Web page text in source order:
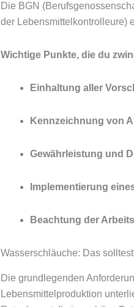
Die BGN
der Lebensmittelkontrolleure)
Wichtige Punkte, die du
Einhaltung aller
Kennzeichnung von
Gewährleistung und
Implementierung
Beachtung der
Wasserschläuche: Das
Die grundlegenden
Lebensmittelproduktion